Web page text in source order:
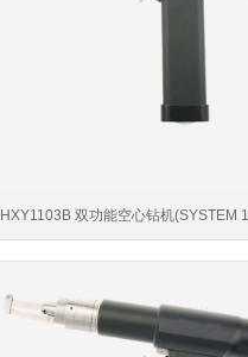
HXY1103B 双功能空心钻机(SYSTEM